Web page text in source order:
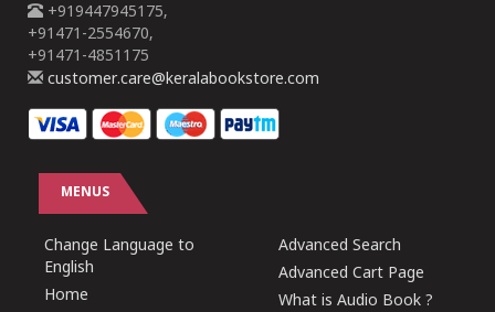
+919447945175,
+91471-2554670,
+91471-4851175
customer.care@keralabookstore.com
MENUS
Change Language to
English
Home
Advanced Search
Advanced Cart Page
What is Audio Book ?